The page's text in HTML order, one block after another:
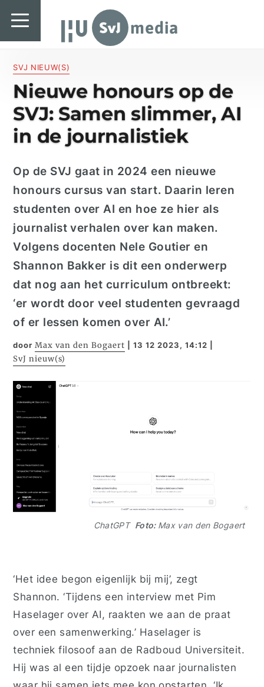
SvJ media
SVJ NIEUW(S)
Nieuwe honours op de
SVJ: Samen slimmer, AI
in de journalistiek
Op de SVJ gaat in 2024 een nieuwe
honours cursus van start. Daarin leren
studentenover AI en hoe ze hier als
journalist verhalen over kan maken.
Volgens docenten Nele Goutier en
Shannon Bakker is dit eenonderwerp
dat nogaan het curriculum ontbreekt:
‘er wordt door veel studenten gevraagd
of er lessen komen over AI.’
doorMax van den Bogaert |13 12 2023, 14:12
SvJ nieuw(s)
ChatGPT Foto: Max van den Bogaert
‘Het idee begon eigenlijk bij mij’, zegt
Shannon. ‘Tijdens een interview met Pim
Haselager over AI, raakten we aan de praat
over een samenwerking.’ Haselager is
techniek filosoof aan de Radboud Universiteit.
Hij was al een tijdje opzoek naar journalisten
SvJ media
Landelijk
Regionaal
Specials & International
In de praktijk
Freelancebureau
Introductiefestival
Agenda & Vacatures